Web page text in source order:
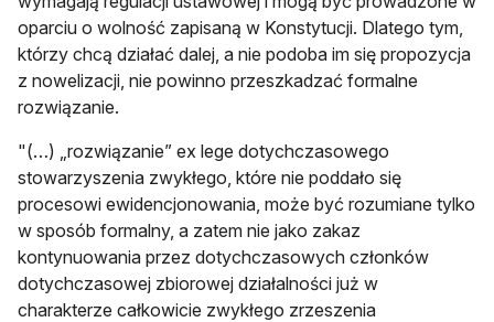
oparciu o wolność zapisaną w Konstytucji. Dlatego tym,
którzy chcą działać dalej, a nie podoba im się propozycja
z nowelizacji, nie powinno przeszkadzać formalne
rozwiązanie.
"(…) „rozwiązanie” ex lege dotychczasowego
stowarzyszenia zwykłego, które nie poddało się
procesowi ewidencjonowania, może być rozumiane tylko
w sposób formalny, a zatem nie jako zakaz
kontynuowania przez dotychczasowych członków
dotychczasowej zbiorowej działalności już w
charakterze całkowicie zwykłego zrzeszenia